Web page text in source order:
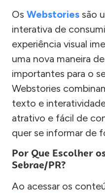
Os Webstories são
interativa de
experiência visual
uma nova maneira
importantes para o
Webstories
texto e
atrativo e fácil de
quer se informar de
Por Que Escolher
Sebrae/PR?
Ao acessar os